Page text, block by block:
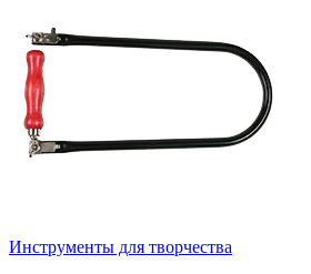
Инструменты для творчества